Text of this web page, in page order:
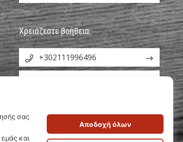
Χρειάζεστε βοήθεια;
+302111996496